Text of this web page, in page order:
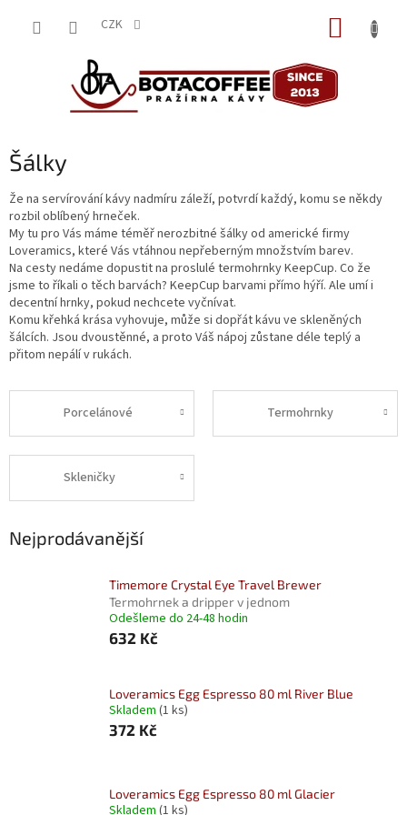
CZK
Šálky
Že na servírování kávy nadmíru záleží, potvrdí každý, komu se někdy
rozbil oblíbený hrneček.
My tu pro Vás máme téměř nerozbitné šálky od americké firmy
Loveramics, které Vás vtáhnou nepřeberným množstvím barev.
Na cesty nedáme dopustit na proslulé termohrnky KeepCup. Co že
jsme to říkali o těch barvách? KeepCup barvami přímo hýří. Ale umí i
decentní hrnky, pokud nechcete vyčnívat.
Komu křehká krása vyhovuje, může si dopřát kávu ve skleněných
šálcích. Jsou dvoustěnné, a proto Váš nápoj zůstane déle teplý a
přitom nepálí v rukách.
Porcelánové Termohrnky
Skleničky
Nejprodávanější
Timemore Crystal Eye Travel Brewer
Termohrnek a dripper v jednom
Odešleme do 24-48 hodin
632 Kč
Loveramics Egg Espresso 80 ml River Blue
Skladem (1 ks)
372 Kč
Loveramics Egg Espresso 80 ml Glacier
Skladem (1 ks)